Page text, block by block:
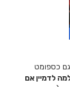
כספומט
לדמיין אם